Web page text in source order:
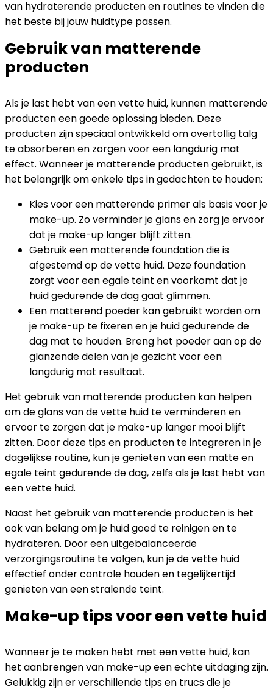
van hydraterende producten en routines te vinden die
het beste bij jouw huidtype passen.
Gebruik van matterende
producten
Als je last hebt van een vette huid, kunnen matterende
producten een goede oplossing bieden. Deze
producten zijn speciaal ontwikkeld om overtollig talg
te absorberen en zorgen voor een langdurig mat
effect. Wanneer je matterende producten gebruikt, is
het belangrijk om enkele tips in gedachten te houden:
Kies voor een matterende primer als basis voor je
make-up. Zo verminder je glans en zorg je ervoor
dat je make-up langer blijft zitten.
Gebruik een matterende foundation die is
afgestemd op de vette huid. Deze foundation
zorgt voor een egale teint en voorkomt dat je
huid gedurende de dag gaat glimmen.
Een matterend poeder kan gebruikt worden om
je make-up te fixeren en je huid gedurende de
dag mat te houden. Breng het poeder aan op de
glanzende delen van je gezicht voor een
langdurig mat resultaat.
Het gebruik van matterende producten kan helpen
om de glans van de vette huid te verminderen en
ervoor te zorgen dat je make-up langer mooi blijft
zitten. Door deze tips en producten te integreren in je
dagelijkse routine, kun je genieten van een matte en
egale teint gedurende de dag, zelfs als je last hebt van
een vette huid.
Naast het gebruik van matterende producten is het
ook van belang om je huid goed te reinigen en te
hydrateren. Door een uitgebalanceerde
verzorgingsroutine te volgen, kun je de vette huid
effectief onder controle houden en tegelijkertijd
genieten van een stralende teint.
Make-up tips voor een vette huid
Wanneer je te maken hebt met een vette huid, kan
het aanbrengen van make-up een echte uitdaging zijn.
Gelukkig zijn er verschillende tips en trucs die je